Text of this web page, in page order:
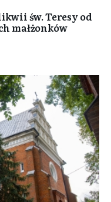
św. Teresy od
małżonków